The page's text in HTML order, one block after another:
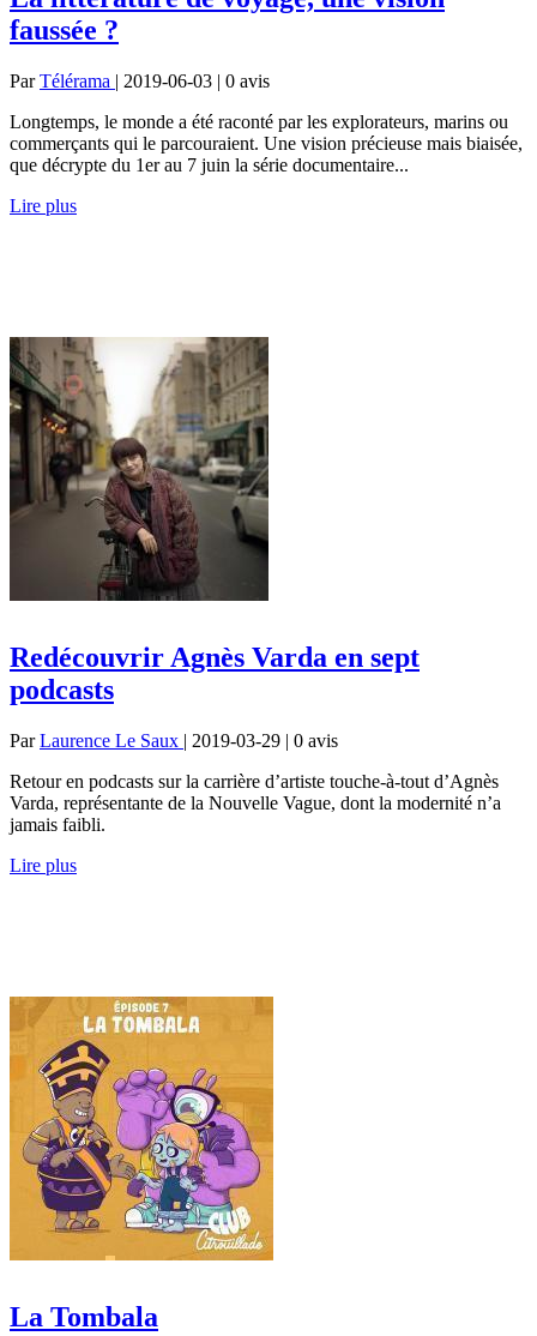
faussée ?
ParTélérama | 2019-06-03 | 0 avis
Longtemps, le monde a été raconté par les explorateurs, marins ou
commerçants qui le parcouraient. Une vision précieuse mais biaisée,
que décrypte du 1er au 7 juin la série documentaire...
Lire plus
Redécouvrir Agnès Varda en sept
podcasts
ParLaurence Le Saux | 2019-03-29 | 0 avis
Retour en podcasts sur la carrière d’artiste touche-à-tout d’Agnès
Varda, représentante de la Nouvelle Vague, dont la modernité n’a
jamais faibli.
Lire plus
La Tombala